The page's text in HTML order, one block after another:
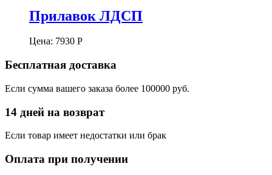
Прилавок ЛДСП
Цена: 7930 Р
Бесплатная доставка
Если сумма вашего заказа более 100000 руб.
14 дней на возврат
Если товар имеет недостатки или брак
Оплата при получении